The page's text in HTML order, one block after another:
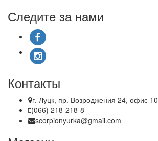
Следите за нами
Контакты
г. Луцк, пр. Возроджения 24, офис 10
(066) 218-218-8
scorpionyurka@gmail.com